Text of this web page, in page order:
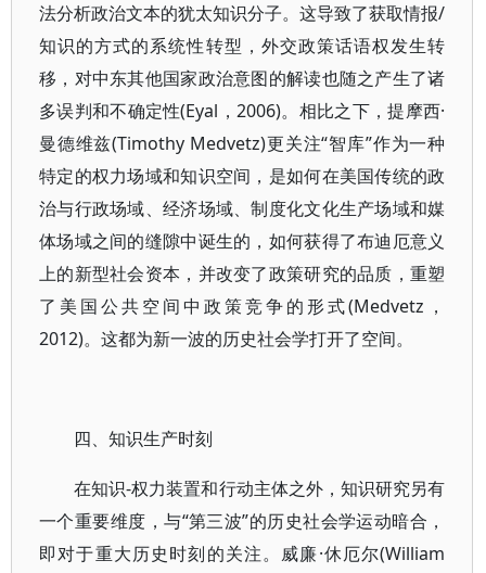
法分析政治文本的犹太知识分子。这导致了获取情报/
知识的方式的系统性转型，外交政策话语权发生转
移，对中东其他国家政治意图的解读也随之产生了诸
多误判和不确定性(Eyal，2006)。相比之下，提摩西·
曼德维兹(Timothy Medvetz)更关注“智库”作为一种
特定的权力场域和知识空间，是如何在美国传统的政
治与行政场域、经济场域、制度化文化生产场域和媒
体场域之间的缝隙中诞生的，如何获得了布迪厄意义
上的新型社会资本，并改变了政策研究的品质，重塑
了美国公共空间中政策竞争的形式(Medvetz，
2012)。这都为新一波的历史社会学打开了空间。
四、知识生产时刻
在知识-权力装置和行动主体之外，知识研究另有
一个重要维度，与“第三波”的历史社会学运动暗合，
即对于重大历史时刻的关注。威廉·休厄尔(William